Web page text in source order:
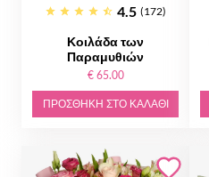
4.5 (172)
Κοιλάδα των
Παραμυθιών
€ 65.00
ΠΡΟΣΘΉΚΗ ΣΤΟ ΚΑΛΆΘΙ